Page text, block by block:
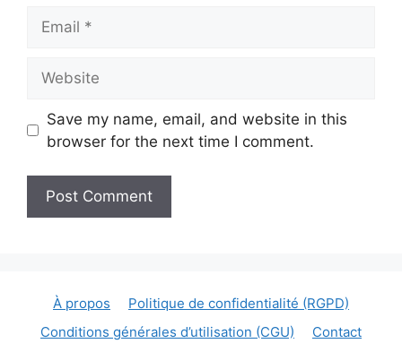
Save my name, email, and website in this
browser for the next time I comment.
À propos
Politique de confidentialité (RGPD)
Conditions générales d’utilisation (CGU)
Contact